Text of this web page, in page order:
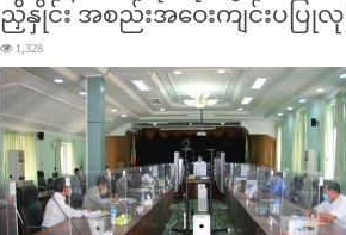
ညှိနှိုင်း အစည်းအဝေးကျင်းပပြု
1,328